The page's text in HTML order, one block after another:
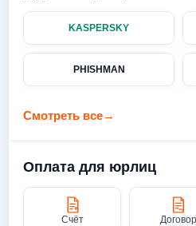
KASPERSKY
PHISHMAN
Смотреть все→
Оплата для юрлиц
Счёт Договор